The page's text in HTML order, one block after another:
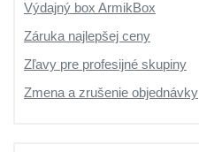
Výdajný box ArmikBox
Záruka najlepšej ceny
Zľavy pre profesijné skupiny
Zmena a zrušenie objednávky